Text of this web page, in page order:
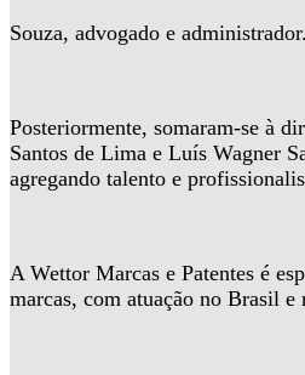
Souza, advogado e administrador.
Posteriormente, somaram-se à
Santos de Lima e Luís Wagner
agregando talento e
A Wettor Marcas e Patentes é
marcas, com atuação no Brasil e